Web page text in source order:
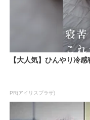
【大人気】ひんやり冷
PR(アイリスプラザ)